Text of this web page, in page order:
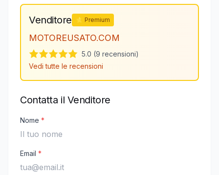
Venditore ⭐ Premium
MOTOREUSATO.COM
5.0 (9 recensioni)
Vedi tutte le recensioni
Contatta il Venditore
Nome *
Email *